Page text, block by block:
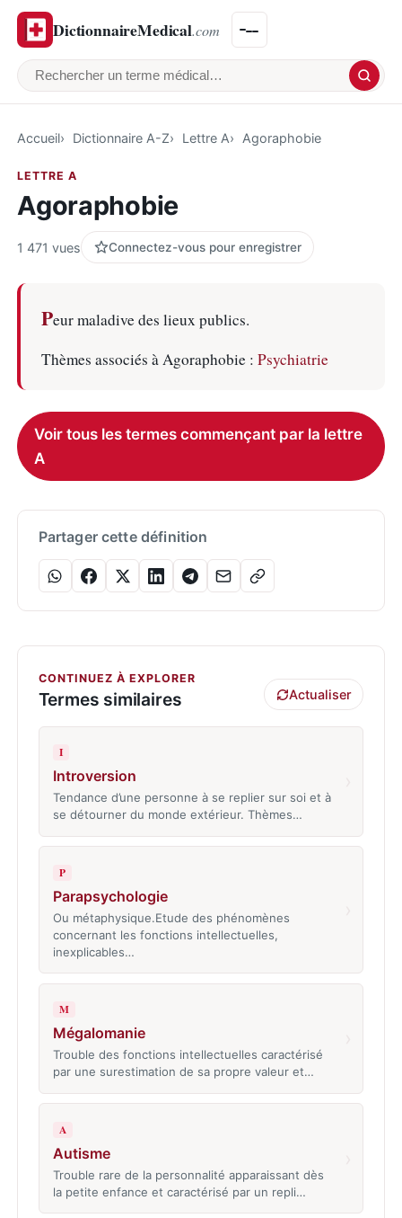
DictionnaireMedical.com
Rechercher un terme médical
Accueil Dictionnaire A-Z Lettre A Agoraphobie
LETTRE A
Agoraphobie
1 471 vues Connectez-vous pour enregistrer
Peur maladive des lieux publics.
Thèmes associés à Agoraphobie : Psychiatrie
Voir tous les termes commençant par la lettre
A
Partager cette définition
CONTINUEZ À EXPLORER
Termes similaires Actualiser
I
Introversion
Tendance d’une personne à se replier sur soi et à
se détourner du monde extérieur. Thèmes…
P
Parapsychologie
Ou métaphysique.Etude des phénomènes
concernant les fonctions intellectuelles,
inexplicables…
M
Mégalomanie
Trouble des fonctions intellectuelles caractérisé
par une surestimation de sa propre valeur et…
A
Autisme
Trouble rare de la personnalité apparaissant dès
la petite enfance et caractérisé par un repli…